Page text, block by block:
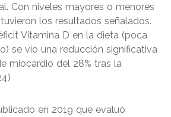
Con niveles mayores o menores
los resultados señalados.
Vitamina D en la dieta (poca
se vio una reducción significativa
miocardio del 28% tras la
en 2019 que evaluó